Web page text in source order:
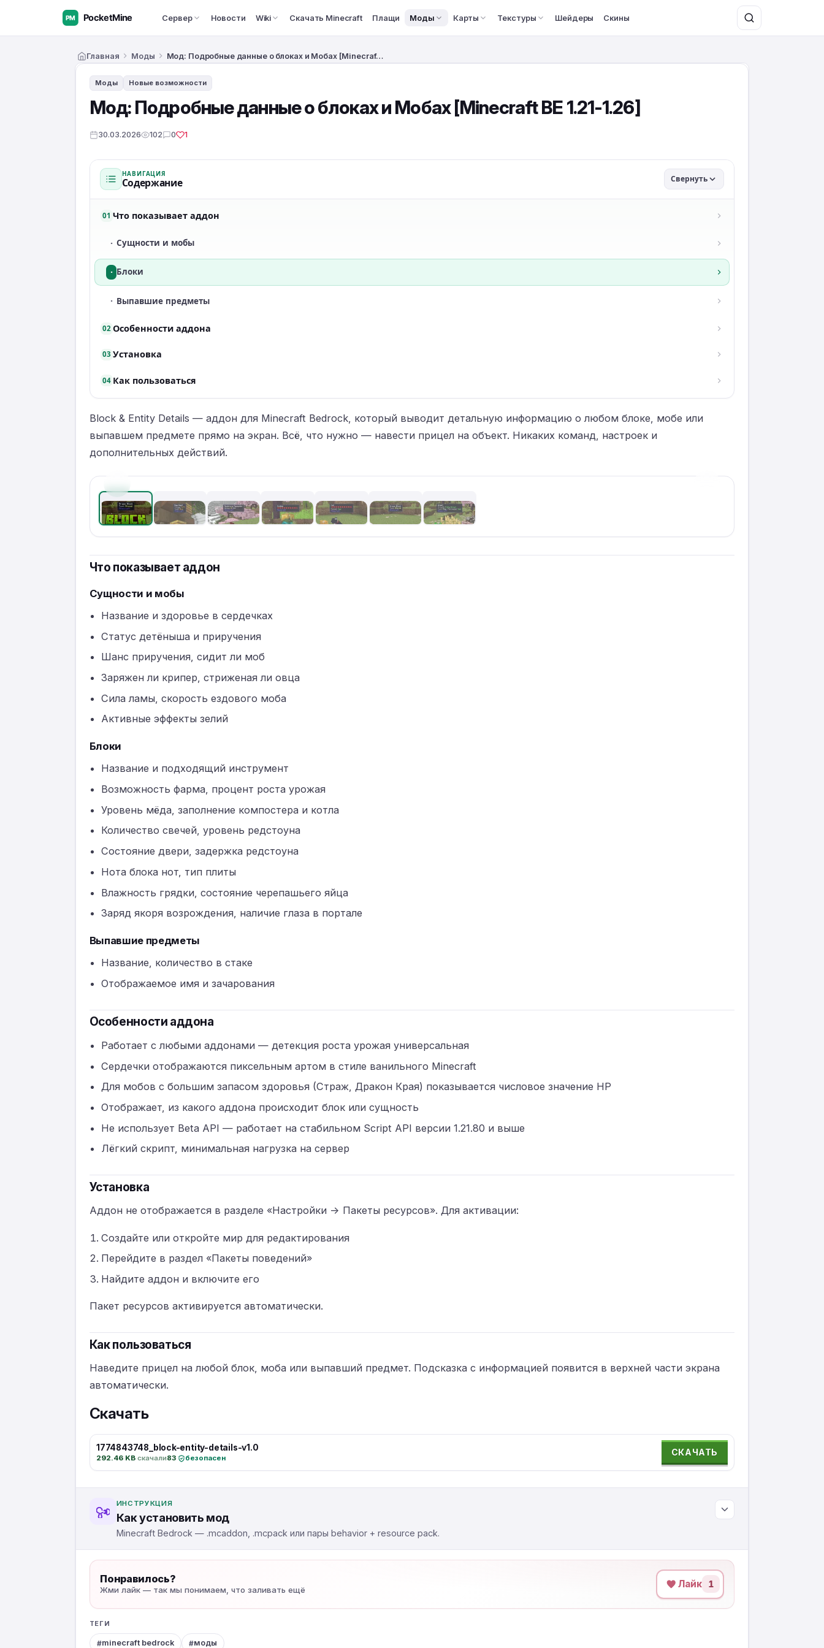
Сервер Новости Wiki Скачать Minecraft Плащи Моды Карты Текстуры Шейдеры Скины
Главная Моды Мод: Подробные данные о блоках и Мобах [Minecraf…
Моды Новые возможности
Мод: Подробные данные о блоках и Мобах [Minecraft BE 1.21-1.26]
30.03.2026 102 0 1
НАВИГАЦИЯ
Содержание Свернуть
01 Что показывает аддон
· Сущности и мобы
· Блоки
· Выпавшие предметы
02 Особенности аддона
03 Установка
04 Как пользоваться
Block & Entity Details — аддон для Minecraft Bedrock, который выводит детальную информацию о любом блоке, мобе или
выпавшем предмете прямо на экран. Всё, что нужно — навести прицел на объект. Никаких команд, настроек и
дополнительных действий.
‹
Что показывает аддон
Сущности и мобы
Название и здоровье в сердечках
Статус детёныша и приручения
Шанс приручения, сидит ли моб
Заряжен ли крипер, стриженая ли овца
Сила ламы, скорость ездового моба
Активные эффекты зелий
Блоки
Название и подходящий инструмент
Возможность фарма, процент роста урожая
Уровень мёда, заполнение компостера и котла
Количество свечей, уровень редстоуна
Состояние двери, задержка редстоуна
Нота блока нот, тип плиты
Влажность грядки, состояние черепашьего яйца
Заряд якоря возрождения, наличие глаза в портале
Выпавшие предметы
Название, количество в стаке
Отображаемое имя и зачарования
Особенности аддона
Работает с любыми аддонами — детекция роста урожая универсальная
Сердечки отображаются пиксельным артом в стиле ванильного Minecraft
Для мобов с большим запасом здоровья (Страж, Дракон Края) показывается числовое значение HP
Отображает, из какого аддона происходит блок или сущность
Не использует Beta API — работает на стабильном Script API версии 1.21.80 и выше
Лёгкий скрипт, минимальная нагрузка на сервер
Установка
Аддон не отображается в разделе «Настройки → Пакеты ресурсов». Для активации:
Создайте или откройте мир для редактирования
Перейдите в раздел «Пакеты поведений»
Найдите аддон и включите его
Пакет ресурсов активируется автоматически.
Как пользоваться
Наведите прицел на любой блок, моба или выпавший предмет. Подсказка с информацией появится в верхней части экрана
автоматически.
Скачать
1774843748_block-entity-details-v1.0
292.46 KB·скачали83· безопасен
СКАЧАТЬ
ИНСТРУКЦИЯ
Как установить мод
Minecraft Bedrock — .mcaddon, .mcpack или пары behavior + resource pack.
Понравилось?
Жми лайк — так мы понимаем, что заливать ещё Лайк 1
ТЕГИ
minecraft bedrock моды